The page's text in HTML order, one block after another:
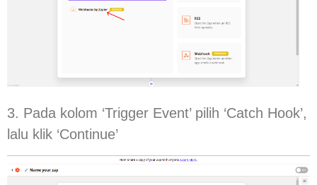
3. Pada kolom ‘Trigger Event’ pilih ‘Catch Hook’,
lalu klik ‘Continue’